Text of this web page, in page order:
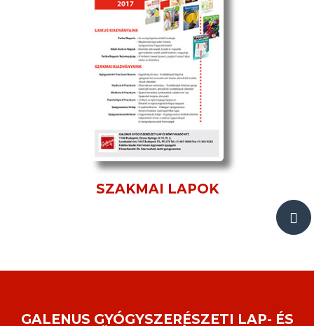
SZAKMAI LAPOK
GALENUS GYÓGYSZERÉSZETI LAP- ÉS